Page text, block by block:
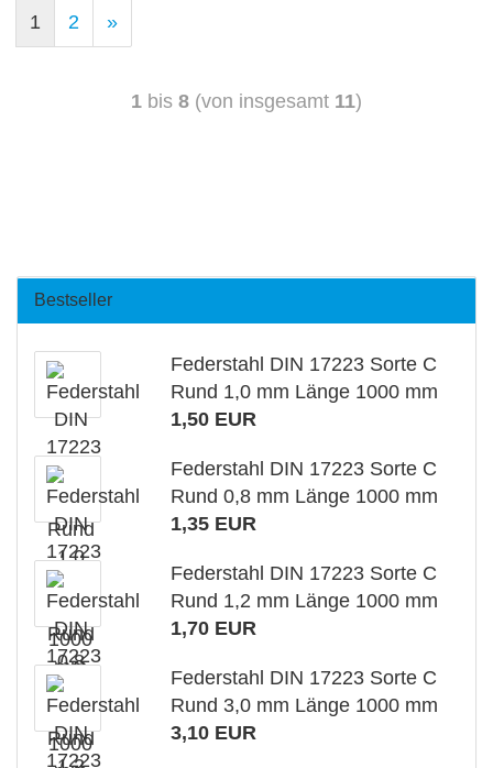
1 2 »
1 bis 8 (von insgesamt 11)
Bestseller
Federstahl DIN 17223 Sorte C
Rund 1,0 mm Länge 1000 mm
1,50 EUR
Federstahl DIN 17223 Sorte C
Rund 0,8 mm Länge 1000 mm
1,35 EUR
Federstahl DIN 17223 Sorte C
Rund 1,2 mm Länge 1000 mm
1,70 EUR
Federstahl DIN 17223 Sorte C
Rund 3,0 mm Länge 1000 mm
3,10 EUR